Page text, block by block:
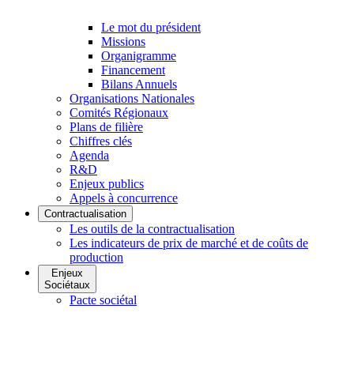
Le mot du président
Missions
Organigramme
Financement
Bilans Annuels
Organisations Nationales
Comités Régionaux
Plans de filière
Chiffres clés
Agenda
R&D
Enjeux publics
Appels à concurrence
Contractualisation
Les outils de la contractualisation
Les indicateurs de prix de marché et de coûts de
production
Enjeux
Sociétaux
Pacte sociétal